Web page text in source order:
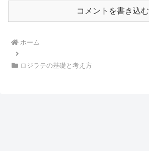
コメントを書き込む
ホーム
ロジラテの基礎と考え方